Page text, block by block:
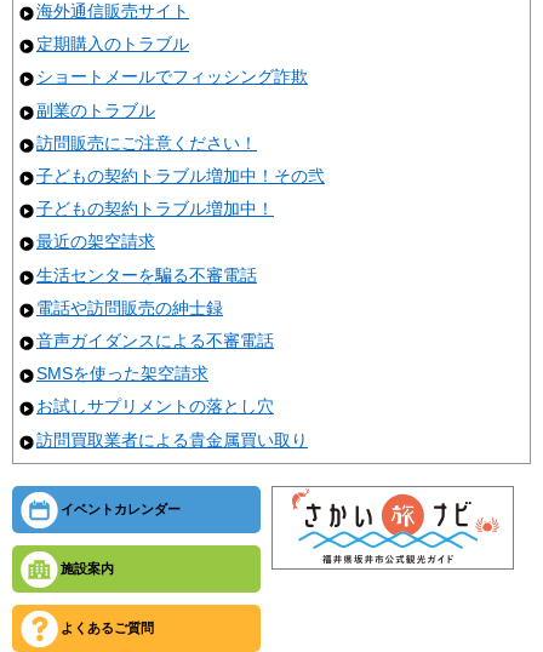
海外通信販売サイト
定期購入のトラブル
ショートメールでフィッシング詐欺
副業のトラブル
訪問販売にご注意ください！
子どもの契約トラブル増加中！その弐
子どもの契約トラブル増加中！
最近の架空請求
生活センターを騙る不審電話
電話や訪問販売の紳士録
音声ガイダンスによる不審電話
SMSを使った架空請求
お試しサプリメントの落とし穴
訪問買取業者による貴金属買い取り
イベントカレンダー
施設案内
よくあるご質問